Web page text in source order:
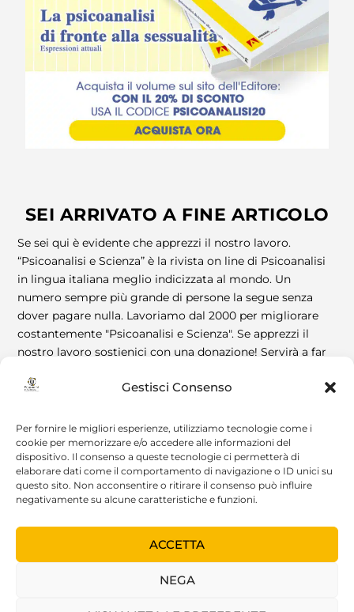
Gestisci Consenso
Per fornire le migliori esperienze, utilizziamo tecnologie come i
cookie per memorizzare e/o accedere alle informazioni del
dispositivo. Il consenso a queste tecnologie ci permetterà di
elaborare dati come il comportamento di navigazione o ID unici su
questo sito. Non acconsentire o ritirare il consenso può influire
negativamente su alcune caratteristiche e funzioni.
ACCETTA
NEGA
SEI ARRIVATO A FINE ARTICOLO
Se sei qui è evidente che apprezzi il nostro lavoro.
“Psicoanalisi e Scienza” è la rivista on line di Psicoanalisi
in lingua italiana meglio indicizzata al mondo. Un
numero sempre più grande di persone la segue senza
dover pagare nulla. Lavoriamo dal 2000 per migliorare
costantemente "Psicoanalisi e Scienza". Se apprezzi il
nostro lavoro sostienici con una donazione! Servirà a far
DIVENTA SOSTENITORE